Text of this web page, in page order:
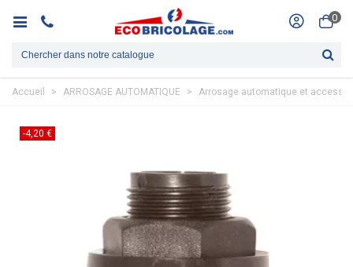
0
Accueil > ARROSAGE AUTOMATIQUE > Arrosage automatique et
-4,20 €